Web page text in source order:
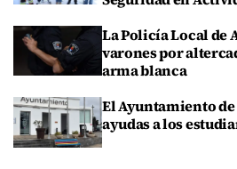
La Policía Local de
varones por
arma blanca
El Ayuntamiento
ayudas a los